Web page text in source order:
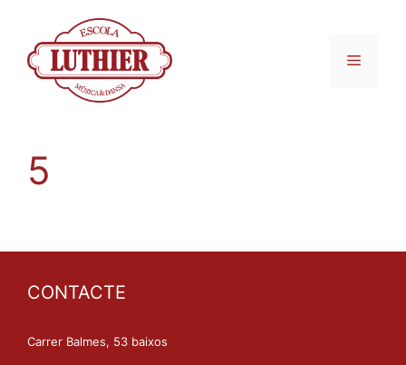
5
CONTACTE
Carrer Balmes, 53 baixos